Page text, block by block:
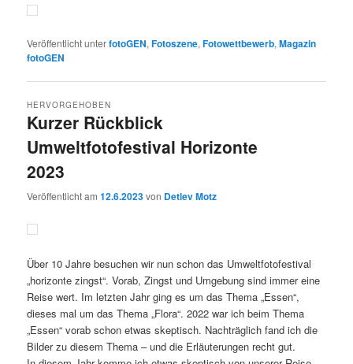
Veröffentlicht unterfotoGEN,Fotoszene,Fotowettbewerb,Magazin
fotoGEN
Kurzer Rückblick
Umweltfotofestival Horizonte
2023
HERVORGEHOBEN
Veröffentlicht am12.6.2023von Detlev Motz
Über 10 Jahre besuchen wir nun schon das Umweltfotofestival
„horizonte zingst“. Vorab, Zingst und Umgebung sind immer eine
Reise wert. Im letzten Jahr ging es um das Thema „Essen“,
dieses mal um das Thema „Flora“. 2022 war ich beim Thema
„Essen“ vorab schon etwas skeptisch. Nachträglich fand ich die
Bilder zu diesem Thema – und die Erläuterungen recht gut.